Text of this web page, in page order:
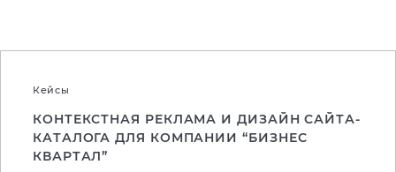
Кейсы
КОНТЕКСТНАЯ РЕКЛАМА И ДИЗАЙН САЙТА-
КАТАЛОГА ДЛЯ КОМПАНИИ “БИЗНЕС
КВАРТАЛ”